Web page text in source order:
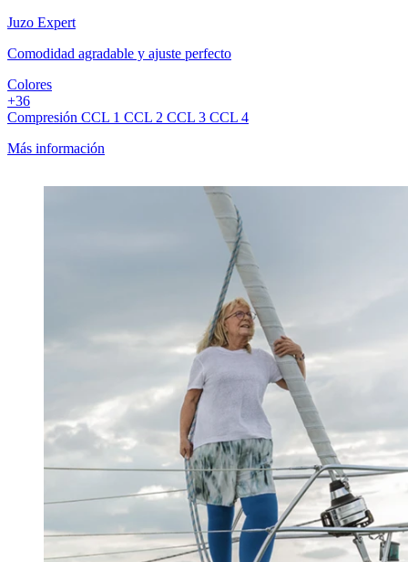
Juzo Expert
Comodidad agradable y ajuste perfecto
Colores
+36
Compresión CCL 1 CCL 2 CCL 3 CCL 4
Más información